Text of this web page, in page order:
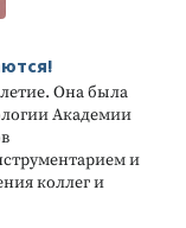
Она была
Академии
и
коллег и